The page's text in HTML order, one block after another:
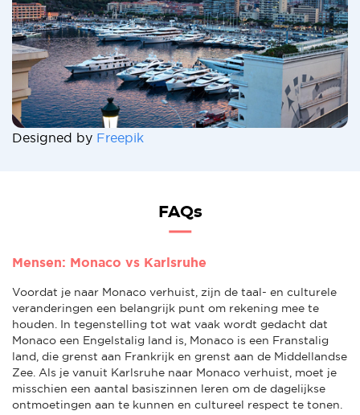
Designed by Freepik
FAQs
Mensen: Monaco vs Karlsruhe
Voordat je naar Monaco verhuist, zijn de taal- en culturele
veranderingen een belangrijk punt om rekening mee te
houden. In tegenstelling tot wat vaak wordt gedacht dat
Monaco een Engelstalig land is, Monaco is een Franstalig
land, die grenst aan Frankrijk en grenst aan de Middellandse
Zee. Als je vanuit Karlsruhe naar Monaco verhuist, moet je
misschien een aantal basiszinnen leren om de dagelijkse
ontmoetingen aan te kunnen en cultureel respect te tonen.